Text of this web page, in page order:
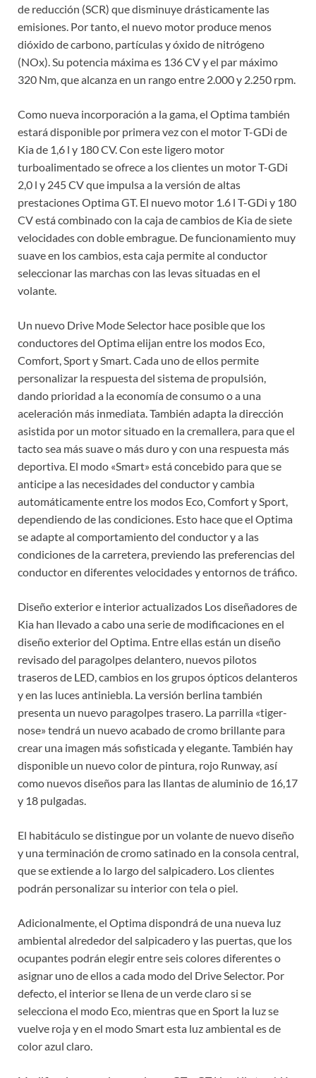
de reducción (SCR) que disminuye drásticamente las
emisiones. Por tanto, el nuevo motor produce menos
dióxido de carbono, partículas y óxido de nitrógeno
(NOx). Su potencia máxima es 136 CV y el par máximo
320 Nm, que alcanza en un rango entre 2.000 y 2.250 rpm.
Como nueva incorporación a la gama, el Optima también
estará disponible por primera vez con el motor T-GDi de
Kia de 1,6 l y 180 CV. Con este ligero motor
turboalimentado se ofrece a los clientes un motor T-GDi
2,0 l y 245 CV que impulsa a la versión de altas
prestaciones Optima GT. El nuevo motor 1.6 l T-GDi y 180
CV está combinado con la caja de cambios de Kia de siete
velocidades con doble embrague. De funcionamiento muy
suave en los cambios, esta caja permite al conductor
seleccionar las marchas con las levas situadas en el
volante.
Un nuevo Drive Mode Selector hace posible que los
conductores del Optima elijan entre los modos Eco,
Comfort, Sport y Smart. Cada uno de ellos permite
personalizar la respuesta del sistema de propulsión,
dando prioridad a la economía de consumo o a una
aceleración más inmediata. También adapta la dirección
asistida por un motor situado en la cremallera, para que el
tacto sea más suave o más duro y con una respuesta más
deportiva. El modo «Smart» está concebido para que se
anticipe a las necesidades del conductor y cambia
automáticamente entre los modos Eco, Comfort y Sport,
dependiendo de las condiciones. Esto hace que el Optima
se adapte al comportamiento del conductor y a las
condiciones de la carretera, previendo las preferencias del
conductor en diferentes velocidades y entornos de tráfico.
Diseño exterior e interior actualizados Los diseñadores de
Kia han llevado a cabo una serie de modificaciones en el
diseño exterior del Optima. Entre ellas están un diseño
revisado del paragolpes delantero, nuevos pilotos
traseros de LED, cambios en los grupos ópticos delanteros
y en las luces antiniebla. La versión berlina también
presenta un nuevo paragolpes trasero. La parrilla «tiger-
nose» tendrá un nuevo acabado de cromo brillante para
crear una imagen más sofisticada y elegante. También hay
disponible un nuevo color de pintura, rojo Runway, así
como nuevos diseños para las llantas de aluminio de 16,17
y 18 pulgadas.
El habitáculo se distingue por un volante de nuevo diseño
y una terminación de cromo satinado en la consola central,
que se extiende a lo largo del salpicadero. Los clientes
podrán personalizar su interior con tela o piel.
Adicionalmente, el Optima dispondrá de una nueva luz
ambiental alrededor del salpicadero y las puertas, que los
ocupantes podrán elegir entre seis colores diferentes o
asignar uno de ellos a cada modo del Drive Selector. Por
defecto, el interior se llena de un verde claro si se
selecciona el modo Eco, mientras que en Sport la luz se
vuelve roja y en el modo Smart esta luz ambiental es de
color azul claro.